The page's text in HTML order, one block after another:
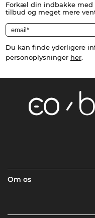
Forkæl din indbakke med
tilbud og meget mere
Du kan finde yderligere
personoplysninger her.
Om os